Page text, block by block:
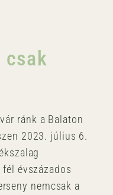
csak
ránk a Balaton
2023. július 6.
évszázados
nemcsak a